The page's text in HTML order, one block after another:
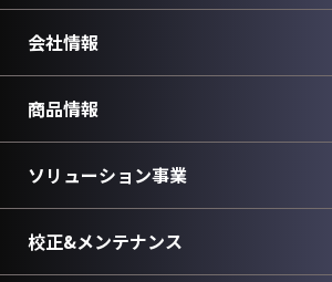
会社情報
商品情報
ソリューション事業
校正&メンテナンス